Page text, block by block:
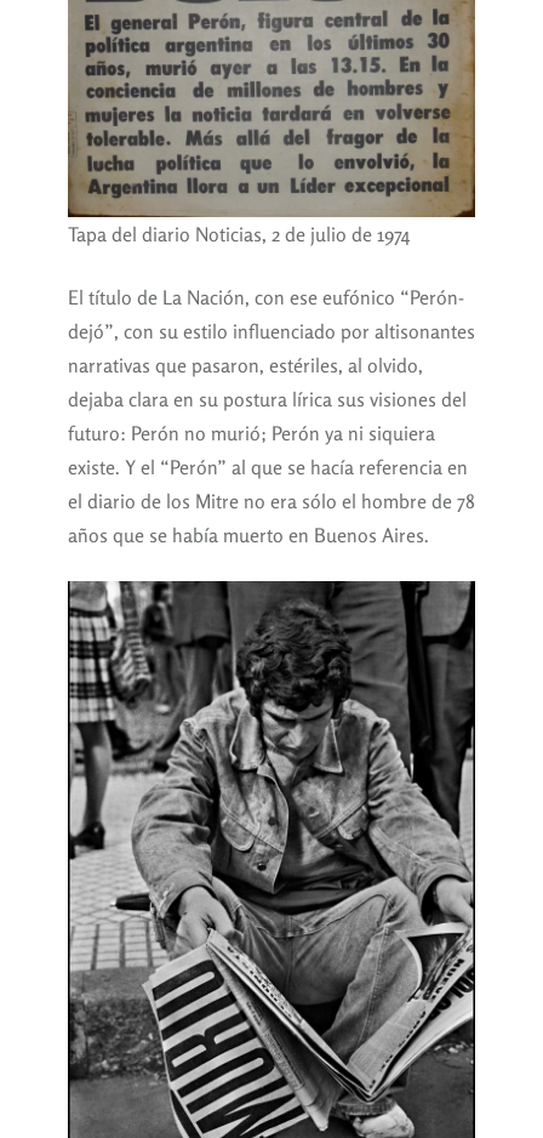
Tapa del diario Noticias, 2 de julio de 1974
El título de La Nación, con ese eufónico “Perón-
dejó”, con su estilo influenciado por altisonantes
narrativas que pasaron, estériles, al olvido,
dejaba clara en su postura lírica sus visiones del
futuro: Perón no murió; Perón ya ni siquiera
existe. Y el “Perón” al que se hacía referencia en
el diario de los Mitre no era sólo el hombre de 78
años que se había muerto en Buenos Aires.